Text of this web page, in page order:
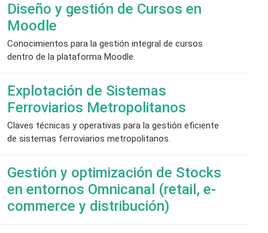
Diseño y gestión de Cursos en
Moodle
Conocimientos para la gestión integral de cursos
dentro de la plataforma Moodle.
Explotación de Sistemas
Ferroviarios Metropolitanos
Claves técnicas y operativas para la gestión eficiente
de sistemas ferroviarios metropolitanos.
Gestión y optimización de Stocks
en entornos Omnicanal (retail, e-
commerce y distribución)